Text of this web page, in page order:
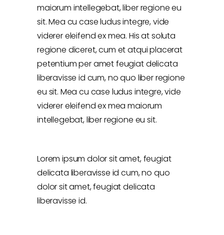
maiorum intellegebat, liber regione eu
sit. Mea cu case ludus integre, vide
viderer eleifend ex mea. His at soluta
regione diceret, cum et atqui placerat
petentium per amet feugiat delicata
liberavisse id cum, no quo liber regione
eu sit. Mea cu case ludus integre, vide
viderer eleifend ex mea maiorum
intellegebat, liber regione eu sit.
Lorem ipsum dolor sit amet, feugiat
delicata liberavisse id cum, no quo
dolor sit amet, feugiat delicata
liberavisse id.